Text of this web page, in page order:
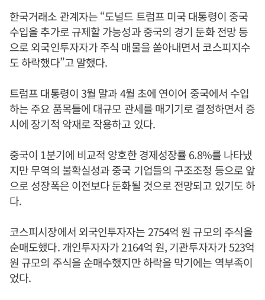
한국거래소 관계자는 “도널드 트럼프 미국 대통령이 중국
수입을 추가로 규제할 가능성과 중국의 경기 둔화 전망 등
으로 외국인투자자가 주식 매물을 쏟아내면서 코스피지수
도 하락했다”고 말했다.
트럼프 대통령이 3월 말과 4월 초에 연이어 중국에서 수입
하는 주요 품목들에 대규모 관세를 매기기로 결정하면서 증
시에 장기적 악재로 작용하고 있다.
중국이 1분기에 비교적 양호한 경제성장률 6.8%를 나타냈
지만 무역의 불확실성과 중국 기업들의 구조조정 등으로 앞
으로 성장폭은 이전보다 둔화될 것으로 전망되고 있기도 하
다.
코스피시장에서 외국인투자자는 2754억 원 규모의 주식을
순매도했다. 개인투자자가 2164억 원, 기관투자자가 523억
원 규모의 주식을 순매수했지만 하락을 막기에는 역부족이
었다.